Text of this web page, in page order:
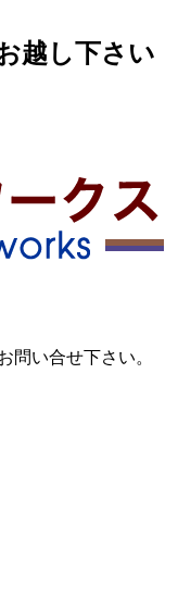
越し下さい
問い合せ下さい。